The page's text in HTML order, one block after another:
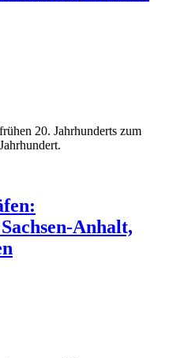
20. Jahrhunderts zum
Anhalt,